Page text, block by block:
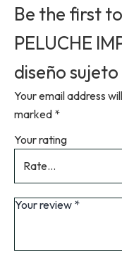
Be the first
PELUCHE
diseño
Your email address
marked *
Your rating